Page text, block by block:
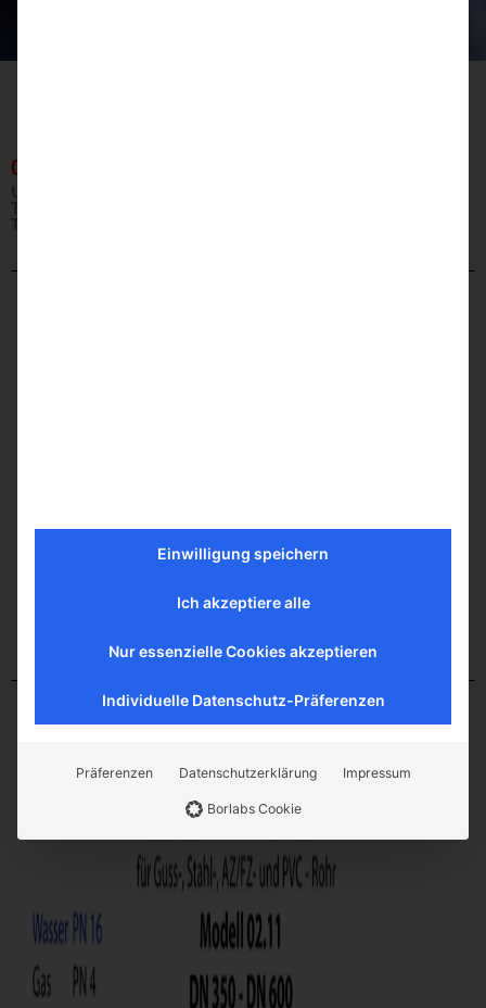
02.03.05.11.TG
Universal – Ventilanbohrschelle VAS – SSTmit SST – DAV
Trapezgewinde für Guß-, Stahl-, und AZ -mit SST – DAV
Trapezgewinde für Guß-, Stahl-, und AZ-Ro
Einwilligung speichern
Ich akzeptiere alle
Nur essenzielle Cookies akzeptieren
Individuelle Datenschutz-Präferenzen
Präferenzen Datenschutzerklärung Impressum
Borlabs Cookie